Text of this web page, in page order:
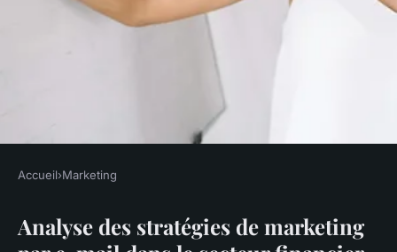
Top Stratégies de Marketing
Accueil›Marketing
Analyse des stratégies de marketing